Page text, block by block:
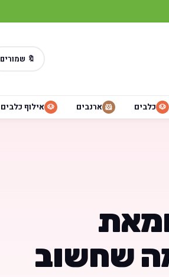
🔖 שמורים
🐶 כלבים 🐹 ארנבים 🐶 אילוף כלבים
שחשוב